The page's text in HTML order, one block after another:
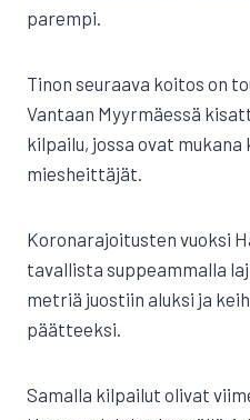
parempi.
Tinon seuraava koitos on
Vantaan Myyrmäessä
kilpailu, jossa ovat
miesheittäjät.
Koronarajoitusten vuoksi
tavallista suppeammalla
metriä juostiin aluksi ja
päätteeksi.
Samalla kilpailut olivat